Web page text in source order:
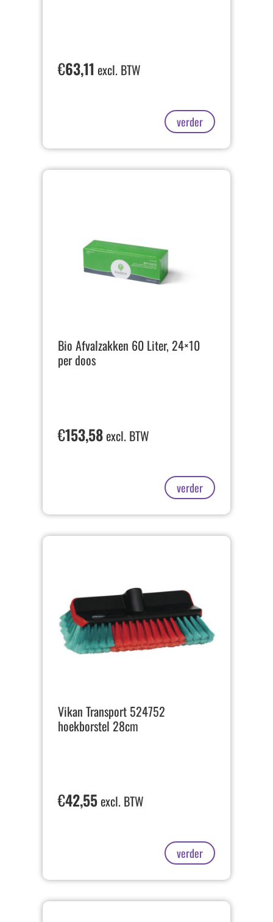
€63,11 excl. BTW
verder
Bio Afvalzakken 60 Liter, 24×10
per doos
€153,58excl. BTW
verder
Vikan Transport 524752
hoekborstel 28cm
€42,55excl. BTW
verder